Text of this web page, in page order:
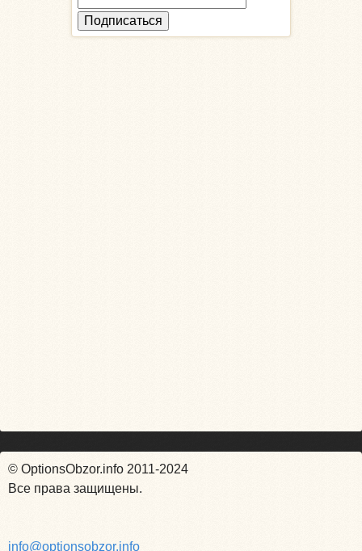
© OptionsObzor.info 2011-2024
Все права защищены.
info@optionsobzor.info